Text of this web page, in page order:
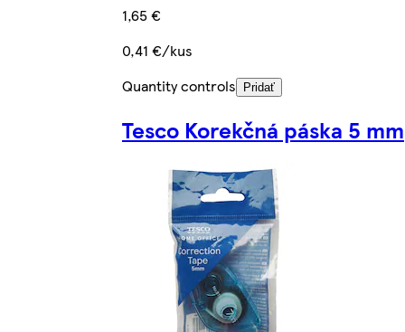
1,65 €
0,41 €/kus
Quantity controls
Pridať
Tesco Korekčná páska 5 mm